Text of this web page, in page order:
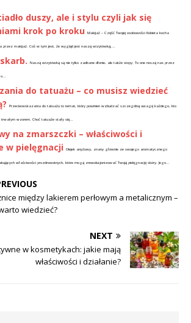
duszy, ale i stylu czyli jak się
krok po kroku
Makijaż – Część Twojej osobowości Kobieta kocha
przez makijaż. Coś w tym jest, że wygląd jest naszą wizytówką,...
Naszą wizytówką są nie tylko zadbane dłonie, ale także stopy. To one noszą nas przez
do tatuażu – co musisz wiedzieć
Przeciwwskazania do tatuażu to temat, który powinien wzbudzać szczególną uwagę każdego, kto
wzorem. Choć tatuaże stały się...
na zmarszczki – właściwości i
w pielęgnacji
Olejek anyżowy, znany głównie ze swojego aromatycznego
właściwości prozdrowotnych, które mogą zrewolucjonizować Twoją pielęgnację skóry. Jego...
między lakierem perłowym a metalicznym –
wiedzieć?
NEXT
w kosmetykach: jakie mają
właściwości i działanie?